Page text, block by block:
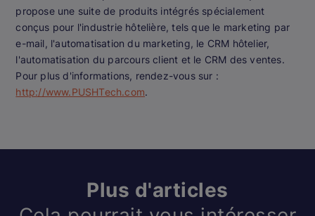
propose une suite de produits intégrés spécialement
conçus pour l'industrie hôtelière, tels que le marketing par
e-mail, l'automatisation du marketing, le CRM hôtelier,
l'automatisation du parcours client et le CRM des ventes.
Pour plus d'informations, rendez-vous sur :
http://www.PUSHTech.com.
Plus d'articles